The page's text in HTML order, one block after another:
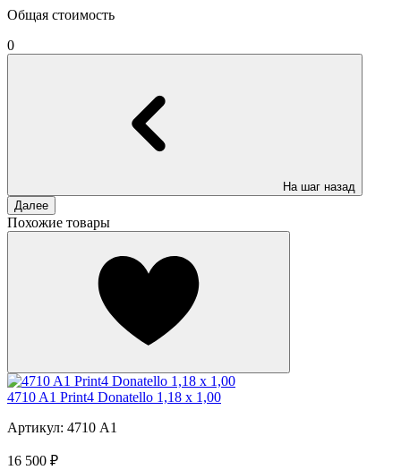
Общая стоимость
0
На шаг назад
Далее
Похожие товары
4710 A1 Print4 Donatello 1,18 x 1,00
Артикул: 4710 A1
16 500 ₽